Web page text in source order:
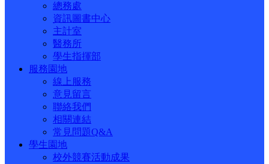
總務處
資訊圖書中心
主計室
醫務所
學生指揮部
服務園地
線上服務
意見留言
聯絡我們
相關連結
常見問題Q&A
學生園地
校外競賽活動成果